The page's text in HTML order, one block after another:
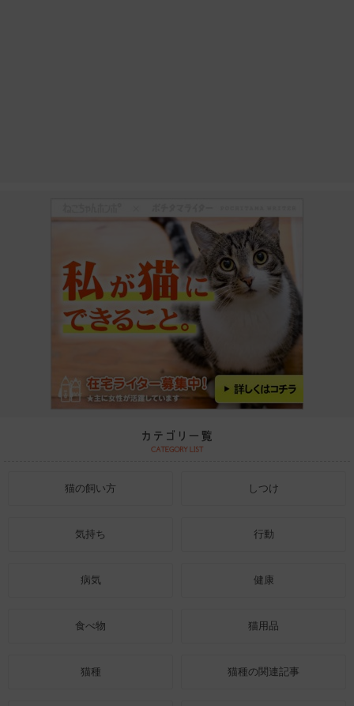
猫の飼い方 しつけ
気持ち 行動
病気 健康
食べ物 猫用品
猫種 猫種の関連記事